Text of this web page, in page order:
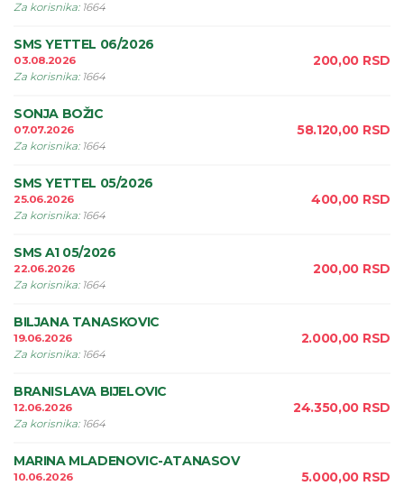
Za korisnika: 1664
SMS YETTEL 06/2026
03.08.2026
Za korisnika: 1664
200,00 RSD
SONJA BOŽIC
07.07.2026
Za korisnika: 1664
58.120,00 RSD
SMS YETTEL 05/2026
25.06.2026
Za korisnika: 1664
400,00 RSD
SMS A1 05/2026
22.06.2026
Za korisnika: 1664
200,00 RSD
BILJANA TANASKOVIC
19.06.2026
Za korisnika: 1664
2.000,00 RSD
BRANISLAVA BIJELOVIC
12.06.2026
Za korisnika: 1664
24.350,00 RSD
MARINA MLADENOVIC-ATANASOV
10.06.2026
5.000,00 RSD